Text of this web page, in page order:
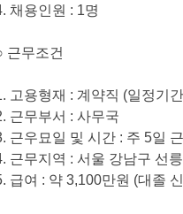
채용인원 : 1명
근무조건
고용형재 : 계약직 (일정기
근무부서 :사무국
근우묘일 및 시간 : 주 5일
근무지역 : 서울 강남구 선
급여 : 약3,100만원 (대졸